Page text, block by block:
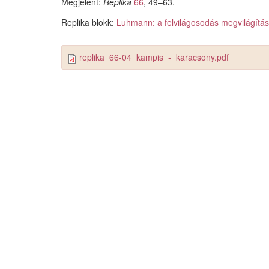
Replika blokk: Luhmann: a felvilágosodás
replika_66-04_kampis_-_karacsony.pdf